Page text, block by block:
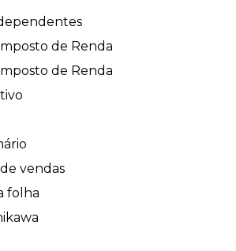
de Renda
de Renda
vendas
folha